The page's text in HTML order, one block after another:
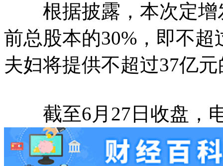
根据披露，本次定增
前总股本的30%，即不
夫妇将提供不超过37亿
截至6月27日收盘，电